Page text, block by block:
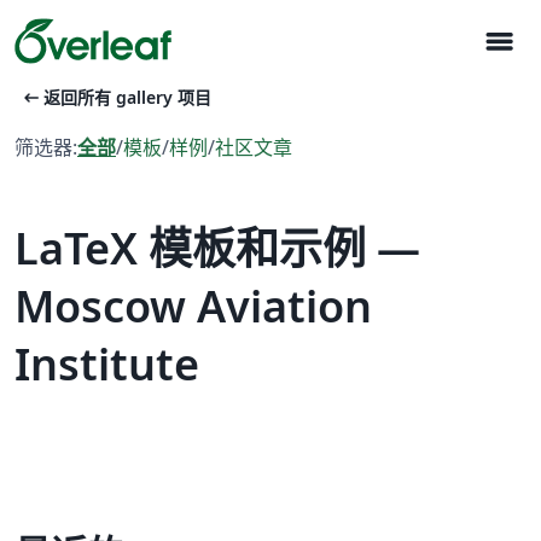
menu
arrow_left_alt 返回所有 gallery 项目
筛选器:全部/模板/样例/社区文章
LaTeX 模板和示例 —
Moscow Aviation
Institute